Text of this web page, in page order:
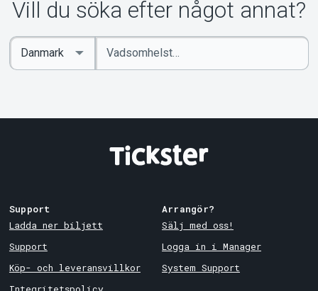
Vill du söka efter något annat?
Ange
sökord
Select
Country
Support
Ladda ner biljett
Support
Köp- och leveransvillkor
Arrangör?
Sälj med oss!
Logga in i Manager
System Support